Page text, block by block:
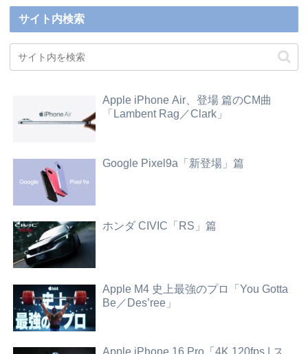
サイト内検索
Apple iPhone Air、登場 篇のCM曲
「Lambent Rag／Clark」
Google Pixel9a「新登場」篇
ホンダ CIVIC「RS」篇
Apple M4 史上最強のプロ「You Gotta
Be／Des’ree」
Apple iPhone 16 Pro「4K 120fps | ス